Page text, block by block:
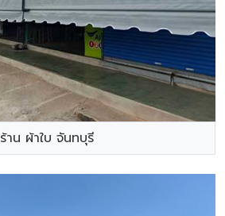
ร้าน ผ้าใบ จันทบุรี